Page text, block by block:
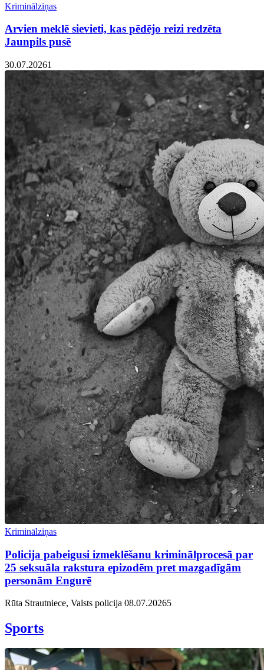
Kriminālziņas
Arvien meklē sievieti, kas pēdējo reizi redzēta
Jaunpils pusē
30.07.20261
Kriminālziņas
Policija pabeigusi izmeklēšanu kriminālprocesā par
25 seksuāla rakstura epizodēm pret mazgadīgām
personām Engurē
Rūta Strautniece, Valsts policija 08.07.20265
Sports